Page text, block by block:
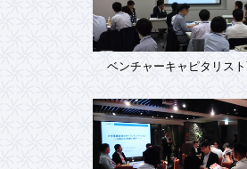
ベンチャーキャピタリス